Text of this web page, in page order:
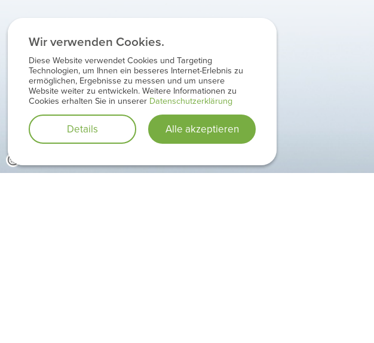
Wir verwenden Cookies.
Diese Website verwendet Cookies und Targeting
Technologien, um Ihnen ein besseres Internet-Erlebnis zu
ermöglichen, Ergebnisse zu messen und um unsere
Website weiter zu entwickeln. Weitere Informationen zu
Cookies erhalten Sie in unserer Datenschutzerklärung
Details Alle akzeptieren